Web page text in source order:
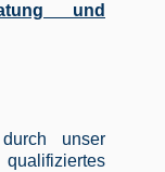
und
unser